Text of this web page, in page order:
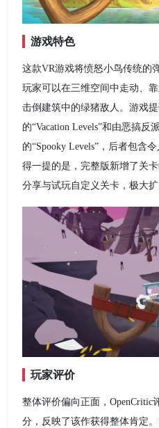
游戏特色
这款VR游戏将愤怒小鸟传统的
玩家可以在三维空间中走动、
击倒建筑中的绿猪敌人。游戏
的“Vacation Levels”和由恶搞反
的“Spooky Levels”，后者包含
得一提的是，完整版新增了关
分享与试玩自定义关卡，极大
玩家评价
整体评价偏向正面，OpenCritic
分，反映了该作获得整体肯定